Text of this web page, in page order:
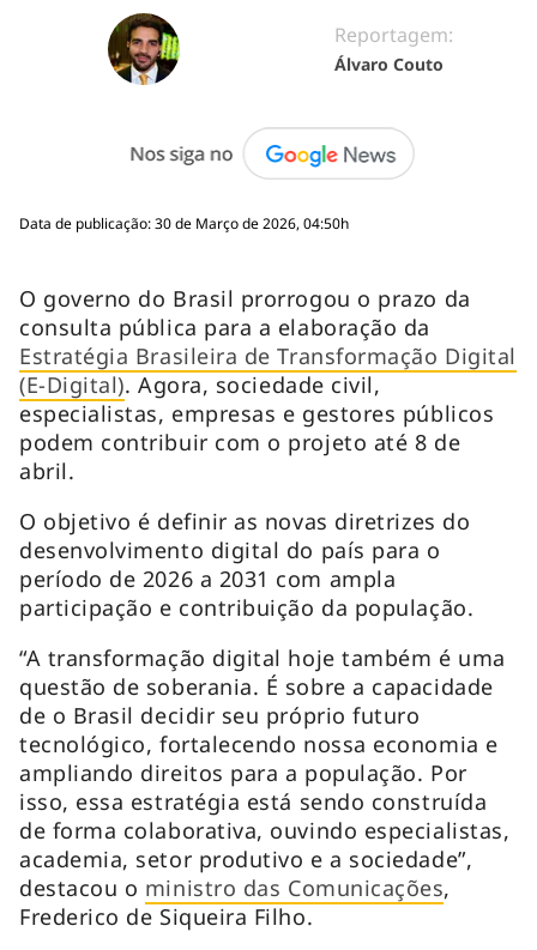
Reportagem:
Álvaro Couto
Data de publicação: 30 de Março de 2026, 04:50h
O governo do Brasil prorrogou o prazo da
consulta pública para a elaboração da
Estratégia Brasileira de Transformação Digital
(E-Digital). Agora, sociedade civil,
especialistas, empresas e gestores públicos
podem contribuir com o projeto até 8 de
abril.
O objetivo é definir as novas diretrizes do
desenvolvimento digital do país para o
período de 2026 a 2031 com ampla
participação e contribuição da população.
“A transformação digital hoje também é uma
questão de soberania. É sobre a capacidade
de o Brasil decidir seu próprio futuro
tecnológico, fortalecendo nossa economia e
ampliando direitos para a população. Por
isso, essa estratégia está sendo construída
de forma colaborativa, ouvindo especialistas,
academia, setor produtivo e a sociedade”,
destacou o ministro das Comunicações,
Frederico de Siqueira Filho.